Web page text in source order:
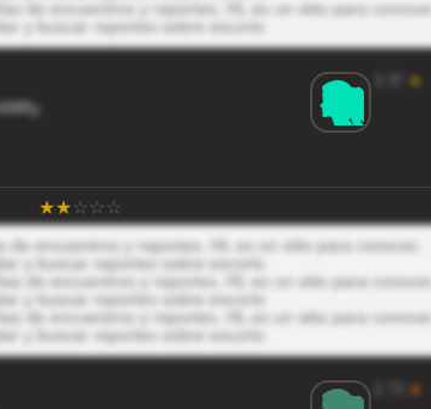
de encuentros y reportes, HL es un sitio para conocer,
y buscar reportes sobre escorts
★
encuentros y reportes, HL es un sitio para conocer,
y buscar reportes sobre escorts
de encuentros y reportes, HL es un sitio para conocer,
y buscar reportes sobre escorts
de encuentros y reportes, HL es un sitio para conocer,
y buscar reportes sobre escorts
★